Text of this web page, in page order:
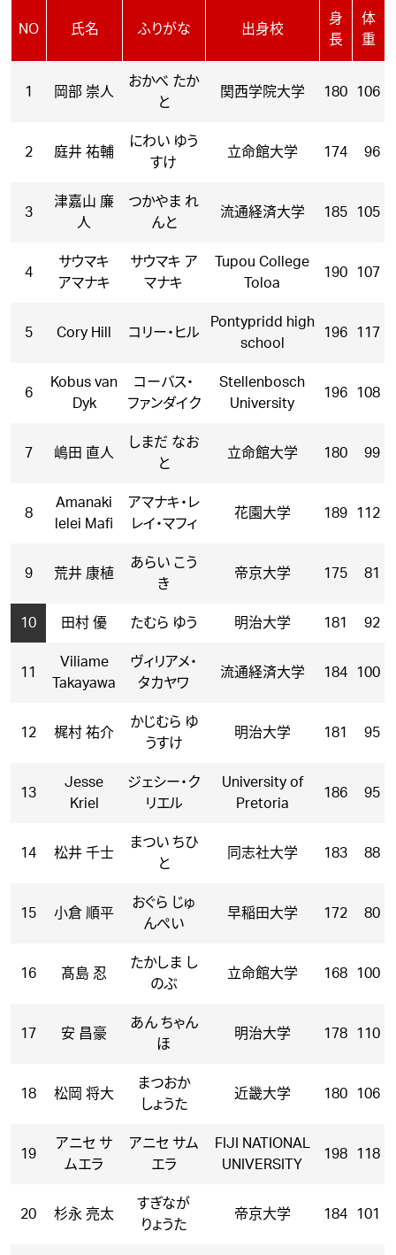
NO 氏名 ふりがな 出身校
身
長
体
重
1 岡部 崇人
おかべ たか
と
関西学院大学 180 106
2 庭井 祐輔
にわい ゆう
すけ
立命館大学 174 96
3
津嘉山 廉
人
つかやま れ
んと
流通経済大学 185 105
4
サウマキ
アマナキ
サウマキ ア
マナキ
Tupou College
Toloa
190 107
5 Cory Hill コリー・ヒル
Pontypridd high
school
196 117
6
Kobus van
Dyk
コーバス・
ファンダイク
Stellenbosch
University
196 108
7 嶋田 直人
しまだ なお
と
立命館大学 180 99
8
Amanaki
lelei Mafi
アマナキ・レ
レイ・マフィ
花園大学 189 112
9 荒井 康植
あらい こう
き
帝京大学 175 81
10 田村 優 たむら ゆう 明治大学 181 92
11
Viliame
Takayawa
ヴィリアメ・
タカヤワ
流通経済大学 184 100
12 梶村 祐介
かじむら ゆ
うすけ
明治大学 181 95
13
Jesse
Kriel
ジェシー・ク
リエル
University of
Pretoria
186 95
14 松井 千士
まつい ちひ
と
同志社大学 183 88
15 小倉 順平
おぐら じゅ
んぺい
早稲田大学 172 80
16 髙島 忍
たかしま し
のぶ
立命館大学 168 100
17 安 昌豪
あん ちゃん
ほ
明治大学 178 110
18 松岡 将大
まつおか
しょうた
近畿大学 180 106
19
アニセ サ
ムエラ
アニセ サム
エラ
FIJI NATIONAL
UNIVERSITY
198 118
20 杉永 亮太
すぎなが
りょうた
帝京大学 184 101